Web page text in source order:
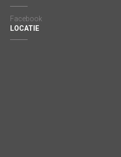
Facebook
LOCATIE